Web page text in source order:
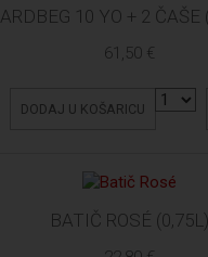
ARDBEG 10 YO + 2 ČAŠE
61,50 €
DODAJ U KOŠARICU
BATIČ ROSÉ (0,75L)